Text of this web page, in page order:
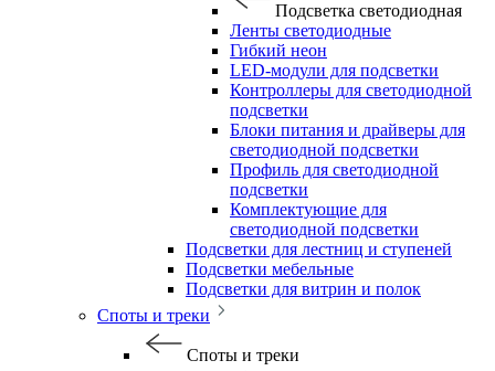
Подсветка светодиодная
Ленты светодиодные
Гибкий неон
LED-модули для подсветки
Контроллеры для светодиодной
подсветки
Блоки питания и драйверы для
светодиодной подсветки
Профиль для светодиодной
подсветки
Комплектующие для
светодиодной подсветки
Подсветки для лестниц и ступеней
Подсветки мебельные
Подсветки для витрин и полок
Споты и треки
Споты и треки